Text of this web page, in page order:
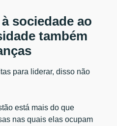
sociedade ao
também
para liderar, disso não
está mais do que
nas quais elas ocupam